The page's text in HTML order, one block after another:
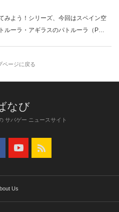
みよう！シリーズ、今回はスペイン空
ルーラ・アギラスのパトルーラ（P…
ページに戻る
サバゲー ニュースサイト
Us